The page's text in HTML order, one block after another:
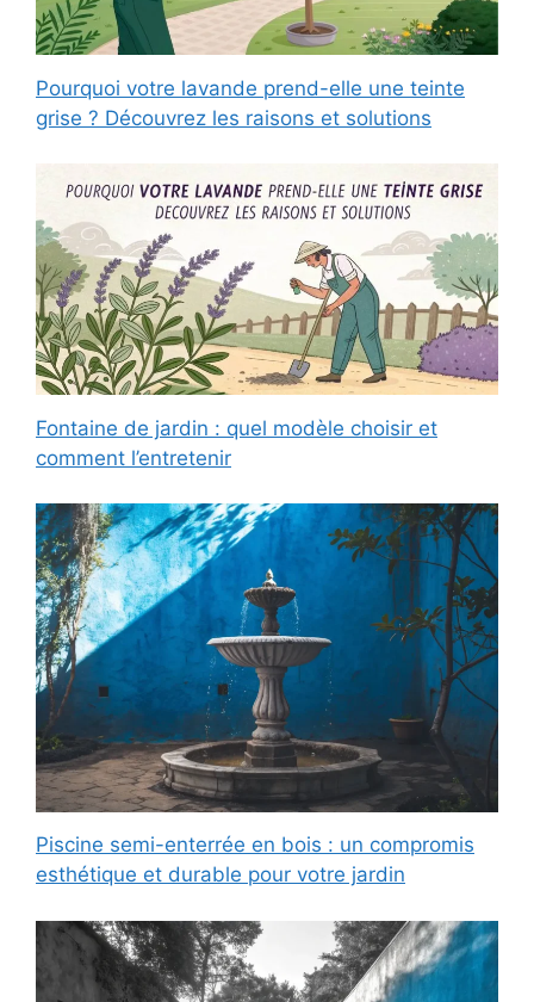
Pourquoi votre lavande prend-elle une teinte
grise ? Découvrez les raisons et solutions
Fontaine de jardin : quel modèle choisir et
comment l’entretenir
Piscine semi-enterrée en bois : un compromis
esthétique et durable pour votre jardin